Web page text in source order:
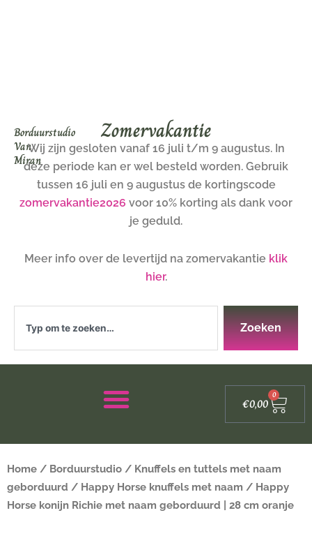
Borduurstudio
Van
Miran
Zomervakantie
Wij zijn gesloten vanaf 16 juli t/m 9 augustus. In
deze periode kan er wel besteld worden. Gebruik
tussen 16 juli en 9 augustus de kortingscode
zomervakantie2026 voor 10% korting als dank voor
je geduld.
Meer info over de levertijd na zomervakantie klik
hier.
Zoeken
€0,00
0
Home / Borduurstudio / Knuffels en tuttels met naam
geborduurd / Happy Horse knuffels met naam / Happy
Horse konijn Richie met naam geborduurd | 28 cm oranje